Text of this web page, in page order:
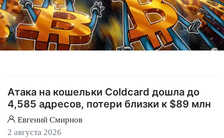
Атака на кошельки Coldcard дошла до
4,585 адресов, потери близки к $89 млн
Евгений Смирнов
2 августа 2026